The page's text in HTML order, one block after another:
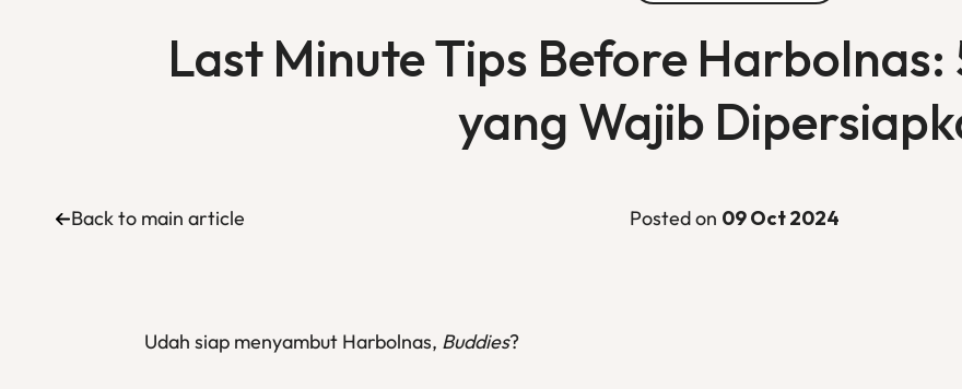
Last Minute Tips Before Harbolnas:
yang Wajib
Back to main article Posted on 09 Oct 2024
Udah siap menyambut Harbolnas, Buddies?